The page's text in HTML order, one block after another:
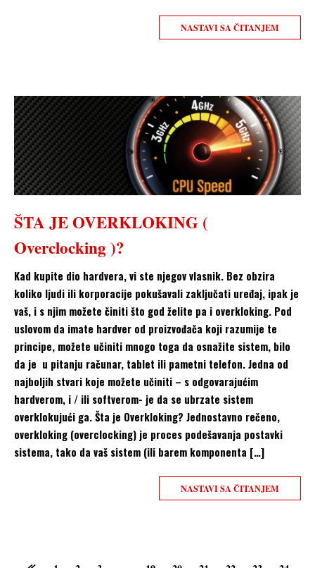
NASTAVI SA ČITANJEM
ŠTA JE OVERKLOKING (
Overclocking )?
Kad kupite dio hardvera, vi ste njegov vlasnik. Bez obzira
koliko ljudi ili korporacije pokušavali zaključati uređaj, ipak je
vaš, i s njim možete činiti što god želite pa i overkloking. Pod
uslovom da imate hardver od proizvođača koji razumije te
principe, možete učiniti mnogo toga da osnažite sistem, bilo
da je u pitanju računar, tablet ili pametni telefon. Jedna od
najboljih stvari koje možete učiniti – s odgovarajućim
hardverom, i / ili softverom- je da se ubrzate sistem
overklokujući ga. Šta je Overkloking? Jednostavno rečeno,
overkloking (overclocking) je proces podešavanja postavki
sistema, tako da vaš sistem (ili barem komponenta […]
NASTAVI SA ČITANJEM